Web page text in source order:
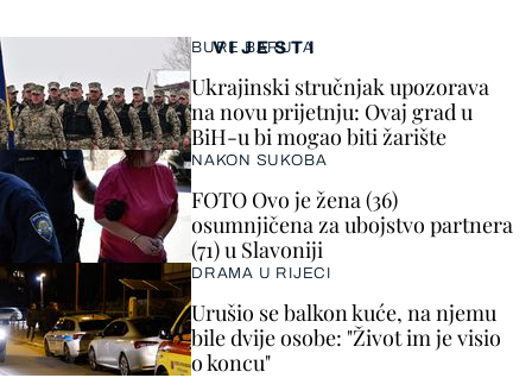
VIJESTI
BURE BARUTA
Ukrajinski stručnjak upozorava
na novu prijetnju: Ovaj grad u
BiH-u bi mogao biti žarište
NAKON SUKOBA
FOTO Ovo je žena (36)
osumnjičena za ubojstvo partnera
(71) u Slavoniji
DRAMA U RIJECI
Urušio se balkon kuće, na njemu
bile dvije osobe: "Život im je visio
o koncu"